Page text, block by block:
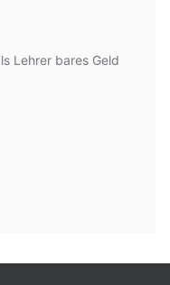
Lehrer bares Geld